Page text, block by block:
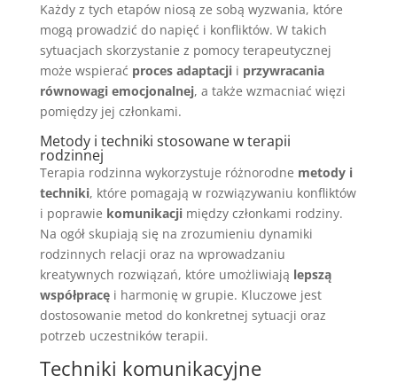
Każdy z tych etapów niosą ze sobą wyzwania, które
mogą prowadzić do napięć i konfliktów. W takich
sytuacjach skorzystanie z pomocy terapeutycznej
może wspierać proces adaptacjii przywracania
równowagi emocjonalnej, a także wzmacniać więzi
pomiędzy jej członkami.
Metody i techniki stosowane w terapii
rodzinnej
Terapia rodzinna wykorzystuje różnorodne metody i
techniki, które pomagają w rozwiązywaniu konfliktów
i poprawie komunikacjimiędzy członkami rodziny.
Na ogół skupiają się na zrozumieniu dynamiki
rodzinnych relacji oraz na wprowadzaniu
kreatywnych rozwiązań, które umożliwiają lepszą
współpracęi harmonię w grupie. Kluczowe jest
dostosowanie metod do konkretnej sytuacji oraz
potrzeb uczestników terapii.
Techniki komunikacyjne